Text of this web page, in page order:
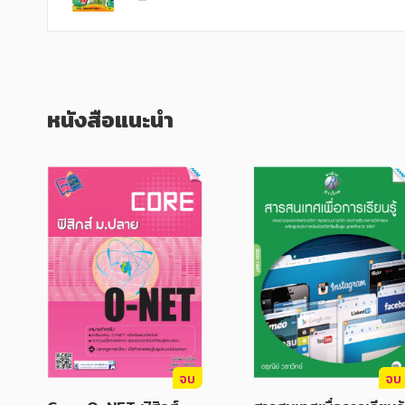
หนังสือแนะนำ
จบ จบ